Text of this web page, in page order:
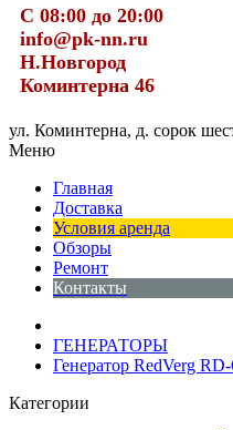
С 08:00 до 20:00
info@pk-nn.ru
Н.Новгород
Коминтерна 46
ул. Коминтерна, д. сорок
Меню
Главная
Доставка
Условия аренда
Обзоры
Ремонт
Контакты
ГЕНЕРАТОРЫ
Генератор RedVerg
Категории